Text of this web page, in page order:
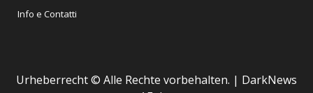
Info e Contatti
Urheberrecht © Alle Rechte vorbehalten. | DarkNews